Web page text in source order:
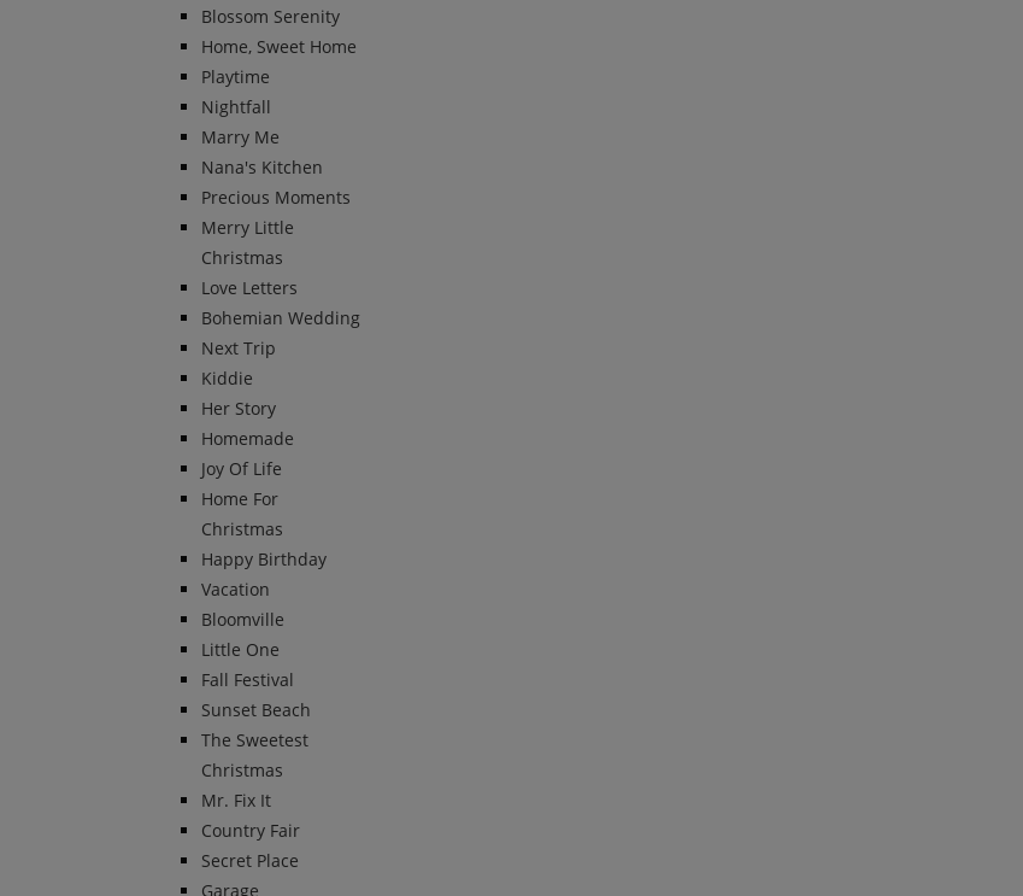
Blossom Serenity
Home, Sweet Home
Playtime
Nightfall
Marry Me
Nana's Kitchen
Precious Moments
Merry Little
Christmas
Love Letters
Bohemian Wedding
Next Trip
Kiddie
Her Story
Homemade
Joy Of Life
Home For
Christmas
Happy Birthday
Vacation
Bloomville
Little One
Fall Festival
Sunset Beach
The Sweetest
Christmas
Mr. Fix It
Country Fair
Secret Place
Garage